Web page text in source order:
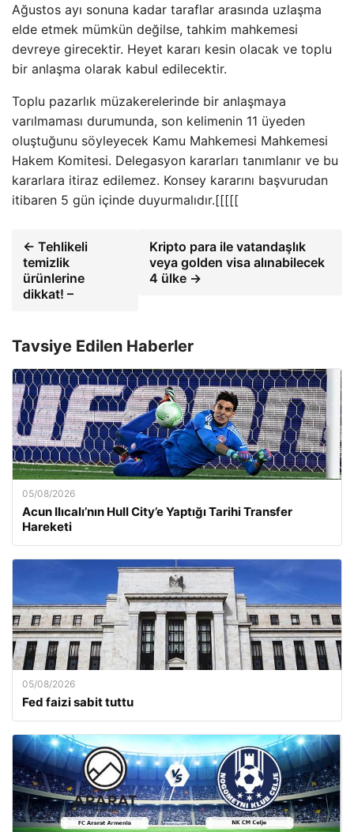
Ağustos ayı sonuna kadar taraflar arasında uzlaşma
elde etmek mümkün değilse, tahkim mahkemesi
devreye girecektir. Heyet kararı kesin olacak ve toplu
bir anlaşma olarak kabul edilecektir.
Toplu pazarlık müzakerelerinde bir anlaşmaya
varılmaması durumunda, son kelimenin 11 üyeden
oluştuğunu söyleyecek Kamu Mahkemesi Mahkemesi
Hakem Komitesi. Delegasyon kararları tanımlanır ve bu
kararlara itiraz edilemez. Konsey kararını başvurudan
itibaren 5 gün içinde duyurmalıdır.[[[[[
← Tehlikeli
temizlik
ürünlerine
dikkat! –
Kripto para ile vatandaşlık
veya golden visa alınabilecek
4 ülke →
Tavsiye Edilen Haberler
05/08/2026
Acun Ilıcalı’nın Hull City’e Yaptığı Tarihi Transfer
Hareketi
05/08/2026
Fed faizi sabit tuttu